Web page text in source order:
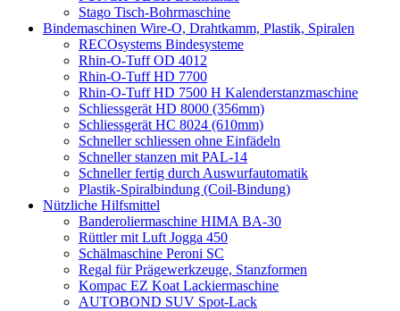
Stago Tisch-Bohrmaschine
Bindemaschinen Wire-O, Drahtkamm, Plastik, Spiralen
RECOsystems Bindesysteme
Rhin-O-Tuff OD 4012
Rhin-O-Tuff HD 7700
Rhin-O-Tuff HD 7500 H Kalenderstanzmaschine
Schliessgerät HD 8000 (356mm)
Schliessgerät HC 8024 (610mm)
Schneller schliessen ohne Einfädeln
Schneller stanzen mit PAL-14
Schneller fertig durch Auswurfautomatik
Plastik-Spiralbindung (Coil-Bindung)
Nützliche Hilfsmittel
Banderoliermaschine HIMA BA-30
Rüttler mit Luft Jogga 450
Schälmaschine Peroni SC
Regal für Prägewerkzeuge, Stanzformen
Kompac EZ Koat Lackiermaschine
AUTOBOND SUV Spot-Lack